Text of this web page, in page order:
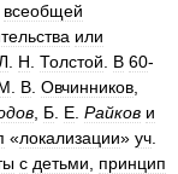
всеобщей
или
Н Толстой В 60-
В Овчинников
Б Е Райков и
«локализации» уч
с детьми
принцип